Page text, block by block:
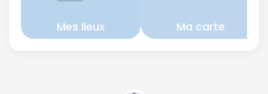
Mes lieux Ma carte